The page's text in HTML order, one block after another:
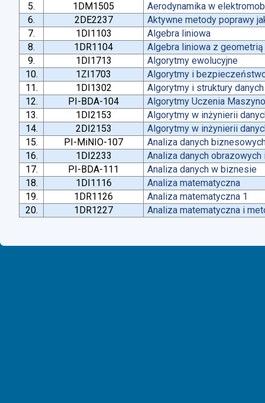
5.
1DM1505
Aerodynamika w
6.
2DE2237
Aktywne metody poprawy
7.
1DI1103
Algebra liniowa
8.
1DR1104
Algebra liniowa z geometrią
9.
1DI1713
Algorytmy ewolucyjne
10.
1ZI1703
Algorytmy i
11.
1DI1302
Algorytmy i struktury danych
12.
PI-BDA-104
Algorytmy Uczenia
13.
1DI2153
Algorytmy w inżynierii
14.
2DI2153
Algorytmy w inżynierii
15.
PI-MiNIO-107
Analiza danych
16.
1DI2233
Analiza danych
17.
PI-BDA-111
Analiza danych w biznesie
18.
1DI1116
Analiza matematyczna
19.
1DR1126
Analiza matematyczna 1
20.
1DR1227 Analiza matematyczna i